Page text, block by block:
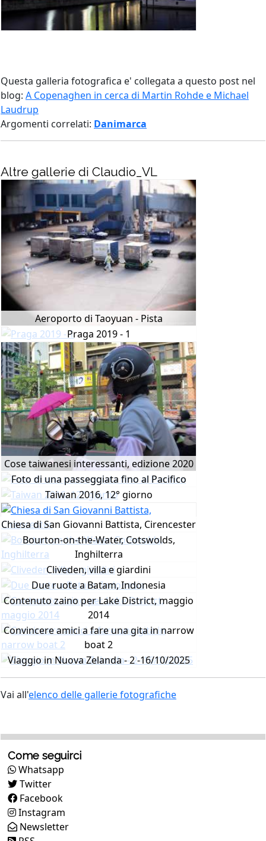
Questa galleria fotografica e' collegata a questo post nel
blog: A Copenaghen in cerca di Martin Rohde e Michael
Laudrup
Argomenti correlati: Danimarca
Altre gallerie di Claudio_VL
Aeroporto di Taoyuan - Pista
Praga 2019 - 1
Cose taiwanesi interessanti, edizione 2020
Foto di una passeggiata fino al Pacifico
Taiwan 2016, 12° giorno
Chiesa di San Giovanni Battista, Cirencester
Bourton-on-the-Water, Cotswolds,
Inghilterra
Cliveden, villa e giardini
Due ruote a Batam, Indonesia
Contenuto zaino per Lake District, maggio
2014
Convincere amici a fare una gita in narrow
boat 2
Viaggio in Nuova Zelanda - 2 -16/10/2025
Vai all'elenco delle gallerie fotografiche
Come seguirci
Whatsapp
Twitter
Facebook
Instagram
Newsletter